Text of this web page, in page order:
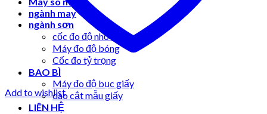
ngành may
ngành sơn
cốc đo độ nhớt
Máy đo độ bóng
Cốc đo tỷ trọng
BAO BÌ
Máy đo độ bục giấy
dao cắt mẫu giấy
LIÊN HỆ
Add to wishlist